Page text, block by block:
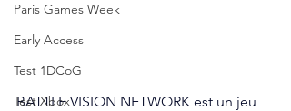
Paris Games Week
Early Access
Test 1DCoG
Test Xbox
BATTLE VISION NETWORK est un jeu